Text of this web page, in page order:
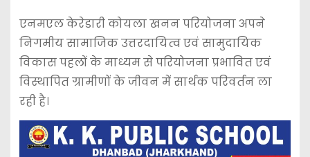
एनमएल केरेडारी कोयला खनन परियोजना अपने
निगमीय सामाजिक उत्तरदायित्व एवं सामुदायिक
विकास पहलों के माध्यम से परियोजना प्रभावित एवं
विस्थापित ग्रामीणों के जीवन में सार्थक परिवर्तन ला
रही है।